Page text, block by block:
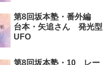
第8回坂本塾・番外編
台本・矢追さん 発光型
UFO
第8回坂本塾・10 レー